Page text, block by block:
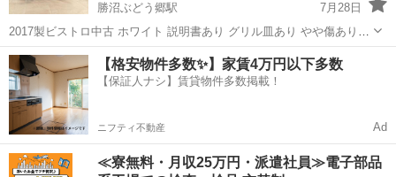
勝沼ぶどう郷駅
7月28日
2017製ビストロ中古 ホワイト 説明書あり グリル皿あり やや傷あり
(左側面グリル皿を横に置いといた為付いてしまった)画像4枚目参照
(庫内外側縁が剥げてる部分あり)画像5枚目参照 動作確認済み 消毒済
み
山梨 甲州市 勝沼ぶどう郷駅 キッチン家電 ビストロ
【格安物件多数✨】家賃4万円以下多数
【保証人ナシ】賃貸物件多数掲載！
ニフティ不動産 Ad
≪寮無料・月収25万円・派遣社員≫電子部品